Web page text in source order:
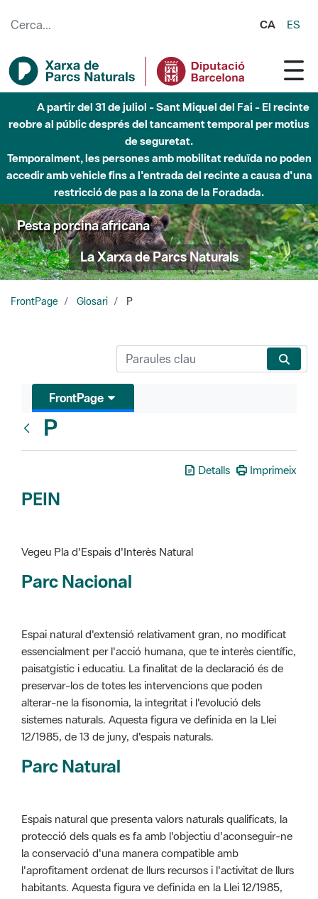
CA ES
Fins al desembre de 2026 - Parc Fluvial Besòs -
Afectacions a la llera del Parc Fluvial del Besòs degut a
obres de construcció d'una passera sobre el riu
Pesta porcina africana
La Xarxa de Parcs Naturals
FrontPage Glosari P
Glosari
P
PEIN
Vegeu Pla d'Espais d'Interès Natural
Espai natural d'extensió relativament gran, no modificat
preservar-los de totes les intervencions que poden
alterar-ne la fisonomia, la integritat i l'evolució dels
sistemes naturals. Aquesta figura ve definida en la Llei
12/1985, de 13 de juny, d'espais naturals.
Parc Natural
Espais natural que presenta valors naturals qualificats, la
l'aprofitament ordenat de llurs recursos i l'activitat de llurs
habitants. Aquesta figura ve definida en la Llei 12/1985,
de 13 de juny, d'espais naturals.
Patrimoni històricoartístic